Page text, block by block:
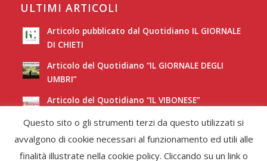
ULTIMI ARTICOLI
Articolo pubblicato dal Quotidiano IL GIORNALE
DI CHIETI
Articolo del Quotidiano “IL GIORNALE DEGLI
UMBRI”
Articolo del Quotidiano “IL VIBONESE”
Articolo del Quotidiano “LA NUOVA SARDEGNA”
Questo sito o gli strumenti terzi da questo utilizzati si
avvalgono di cookie necessari al funzionamento ed utili alle
finalità illustrate nella cookie policy. Cliccando su un link o